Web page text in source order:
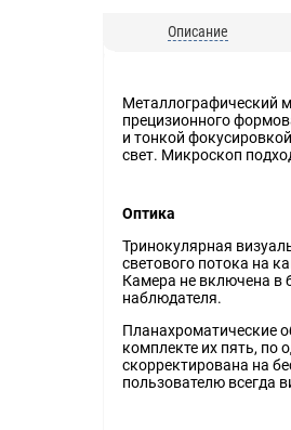
Описание
Металлографический
прецизионного
и тонкой
свет. Микроскоп
Оптика
Тринокулярная
светового потока на
Камера не включена в
наблюдателя.
Планахроматические
комплекте их пять,
скорректирована на
пользователю всегда